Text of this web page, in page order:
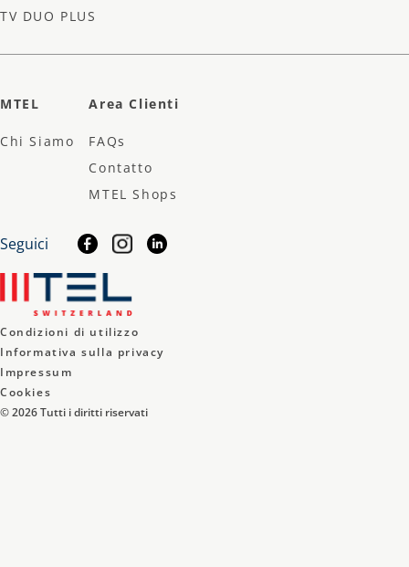
TV DUO PLUS
MTEL
Chi Siamo
Area Clienti
FAQs
Contatto
MTEL Shops
Seguici
Condizioni di utilizzo
Informativa sulla privacy
Impressum
Cookies
©2026Tutti i diritti riservati